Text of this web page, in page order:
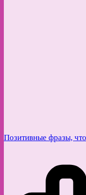
Позитивные фразы,